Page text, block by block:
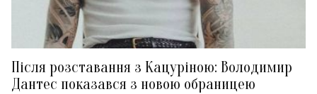
Після розставання з Кацуріною: Володимир
Дантес показався з новою обраницею